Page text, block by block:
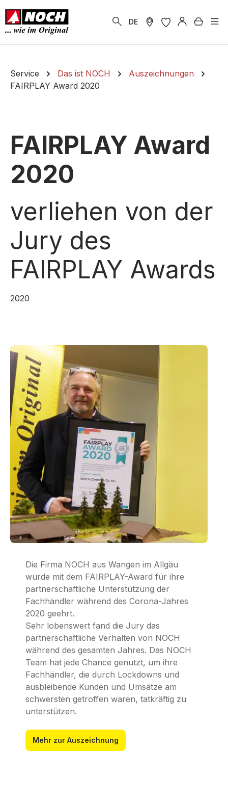
springen
DE
Service Das ist NOCH
Auszeichnungen
FAIRPLAY Award 2020
FAIRPLAY Award
2020
verliehen von der
Jury des
FAIRPLAY Awards
2020
Die Firma NOCH aus Wangen im Allgäu
wurde mit dem FAIRPLAY-Award für ihre
partnerschaftliche Unterstützung der
Fachhändler während des Corona-Jahres
2020 geehrt.
Sehr lobenswert fand die Jury das
partnerschaftliche Verhalten von NOCH
während des gesamten Jahres. Das NOCH
Team hat jede Chance genutzt, um ihre
Fachhändler, die durch Lockdowns und
ausbleibende Kunden und Umsätze am
schwersten getroffen waren, tatkräftig zu
unterstützen.
Mehr zur Auszeichnung